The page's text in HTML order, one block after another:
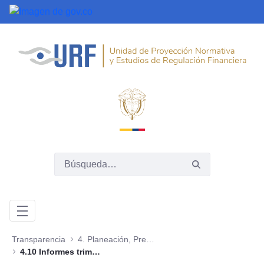
Saltar al contenido principal
Transparencia
4.10 Informes trimestrales sobre acceso a información, quejas y reclamos